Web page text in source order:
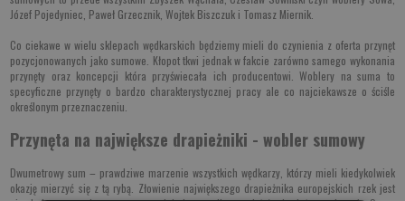
Józef Pojedyniec, Paweł Grzecznik, Wojtek Biszczuk i Tomasz Miernik.
Co ciekawe w wielu sklepach wędkarskich będziemy mieli do czynienia z oferta przynęt
pozycjonowanych jako sumowe. Kłopot tkwi jednak w fakcie zarówno samego wykonania
przynęty oraz koncepcji która przyświecała ich producentowi. Woblery na suma to
specyficzne przynęty o bardzo charakterystycznej pracy ale co najciekawsze o ściśle
określonym przeznaczeniu.
Przynęta na największe drapieżniki - wobler sumowy
Dwumetrowy sum – prawdziwe marzenie wszystkich wędkarzy, którzy mieli kiedykolwiek
okazję mierzyć się z tą rybą. Złowienie największego drapieżnika europejskich rzek jest